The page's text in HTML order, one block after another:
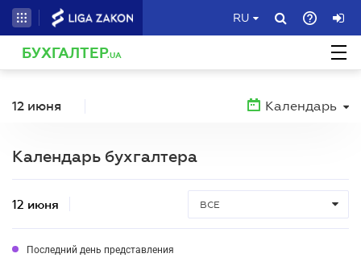
RU
БУХГАЛТЕР.UA
12 июня Календарь
Календарь бухгалтера
12 июня ВСЕ
Последний день представления